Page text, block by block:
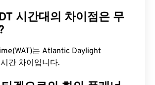
시간대의 차이점은 무
는 Atlantic Daylight
간 차이입니다.